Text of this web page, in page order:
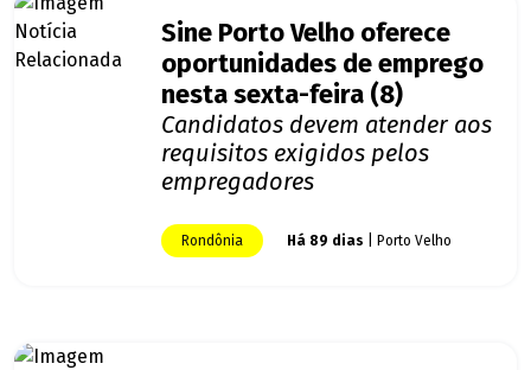
Sine Porto Velho oferece
oportunidades de emprego
nesta sexta-feira (8)
Candidatos devem atender aos
requisitos exigidos pelos
empregadores
Rondônia Há 89 dias | Porto Velho